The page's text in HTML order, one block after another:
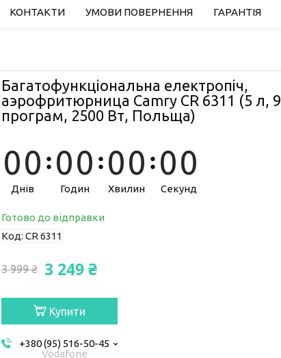
КОНТАКТИ УМОВИ ПОВЕРНЕННЯ ГАРАНТІЯ
Багатофункціональна електропіч,
аэрофритюрница Camry CR 6311 (5 л, 9
програм, 2500 Вт, Польща)
00
Днів
00
Годин
00
Хвилин
00
Секунд
Готово до відправки
Код: CR 6311
3 999 ₴ 3 249 ₴
Купити
+380 (95) 516-50-45
Vodafone